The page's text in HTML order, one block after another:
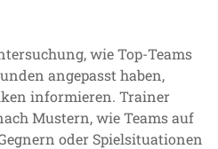
wie Top-Teams
angepasst haben,
informieren. Trainer
Mustern, wie Teams auf
oder Spielsituationen